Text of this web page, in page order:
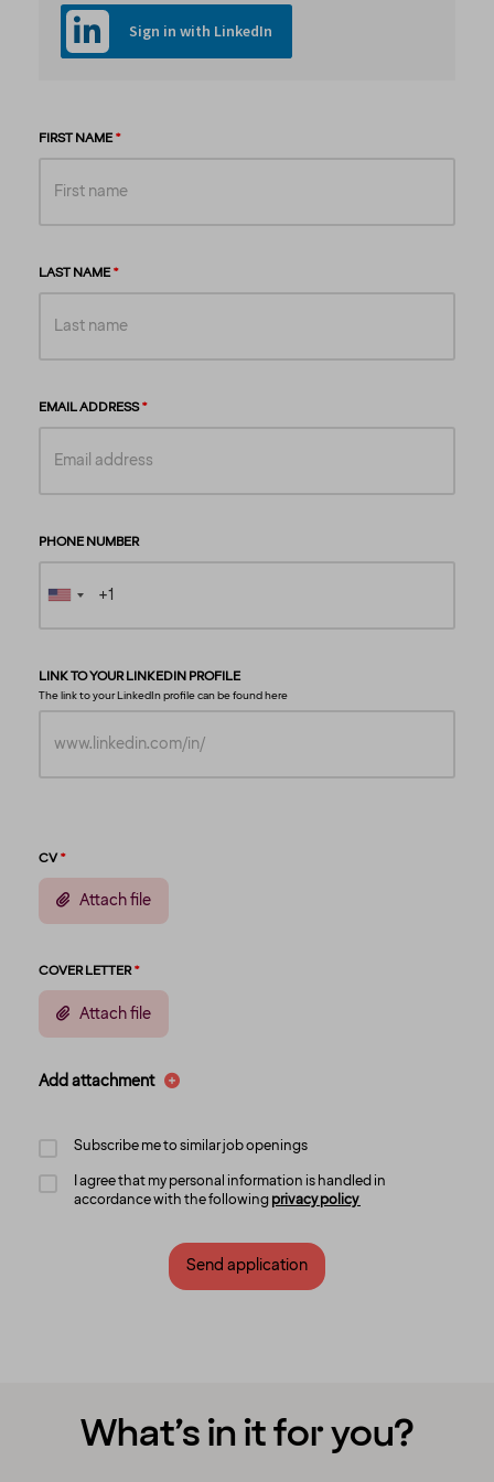
Sign in with LinkedIn
FIRST NAME
LAST NAME
EMAIL ADDRESS
PHONE NUMBER
LINK TO YOUR LINKEDIN PROFILE
The link to your LinkedIn profile can be foundhere
CV
Attach file
COVER LETTER
Attach file
Add attachment
Subscribe me to similar job openings
I agree that my personal information is handled in
accordance with the followingprivacy policy
Send application
What’s in it for you?